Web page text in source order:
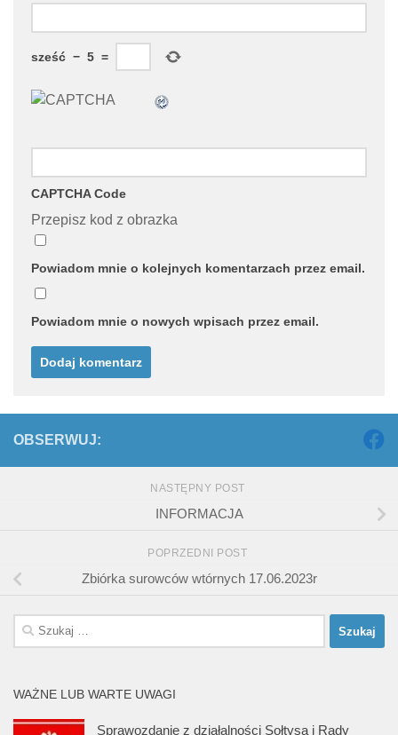
sześć − 5 =
CAPTCHA Code
Przepisz kod z obrazka
Powiadom mnie o kolejnych komentarzach przez email.
Powiadom mnie o nowych wpisach przez email.
OBSERWUJ:
NASTĘPNY POST
INFORMACJA
POPRZEDNI POST
Zbiórka surowców wtórnych 17.06.2023r
Szukaj:
WAŻNE LUB WARTE UWAGI
Sprawozdanie z działalności Sołtysa i Rady